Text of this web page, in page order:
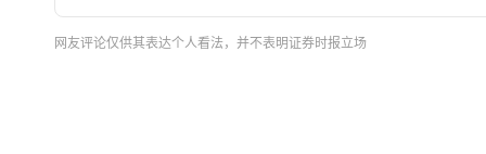
网友评论仅供其表达个人看法，并不表明证券时报立场